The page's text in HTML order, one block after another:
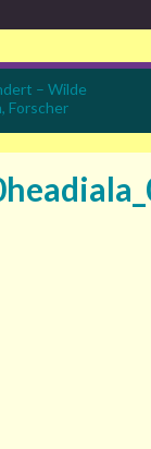
– Wilde
Forscher